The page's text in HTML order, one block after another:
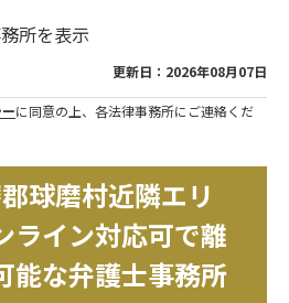
所を表示
更新日：2026年08月07日
に同意の上、各法律事務所にご連絡くだ
球磨村近隣エリ
ライン対応可で離
能な弁護士事務所